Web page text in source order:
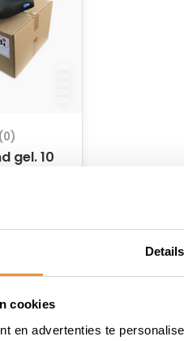
Details
cookies
en advertenties te
(0)
gel. 10